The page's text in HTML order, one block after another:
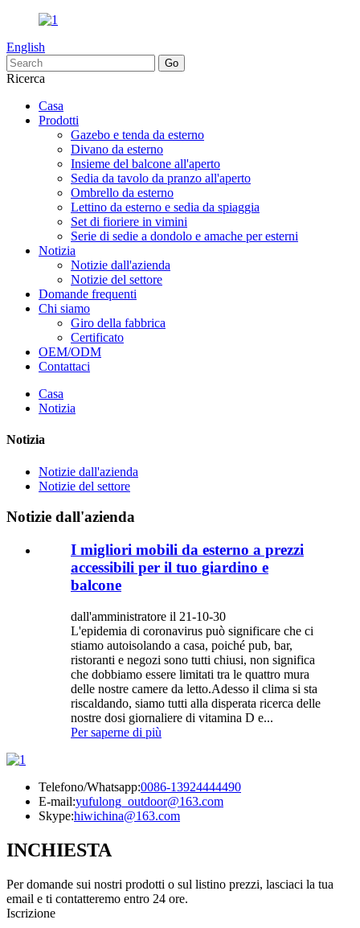
English
Ricerca
Casa
Prodotti
Gazebo e tenda da esterno
Divano da esterno
Insieme del balcone all'aperto
Sedia da tavolo da pranzo all'aperto
Ombrello da esterno
Lettino da esterno e sedia da spiaggia
Set di fioriere in vimini
Serie di sedie a dondolo e amache per esterni
Notizia
Notizie dall'azienda
Notizie del settore
Domande frequenti
Chi siamo
Giro della fabbrica
Certificato
OEM/ODM
Contattaci
Casa
Notizia
Notizia
Notizie dall'azienda
Notizie del settore
Notizie dall'azienda
I migliori mobili da esterno a prezzi
accessibili per il tuo giardino e
balcone
dall'amministratore il 21-10-30
L'epidemia di coronavirus può significare che ci
stiamo autoisolando a casa, poiché pub, bar,
ristoranti e negozi sono tutti chiusi, non significa
che dobbiamo essere limitati tra le quattro mura
delle nostre camere da letto.Adesso il clima si sta
riscaldando, siamo tutti alla disperata ricerca delle
nostre dosi giornaliere di vitamina D e...
Per saperne di più
Telefono/Whatsapp:0086-13924444490
E-mail:yufulong_outdoor@163.com
Skype:hiwichina@163.com
INCHIESTA
Per domande sui nostri prodotti o sul listino prezzi, lasciaci la tua
email e ti contatteremo entro 24 ore.
Iscrizione